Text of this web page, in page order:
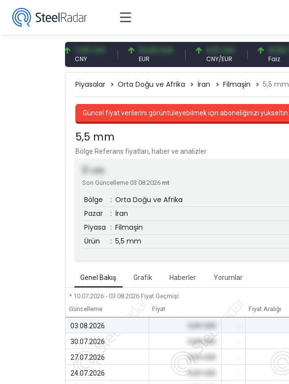
7,09 CNY 54,93 EUR
EUR
0,13 CNY
CNY/EUR
41,54 TRY
Faiz
Piyasalar Orta Doğu ve Afrika İran Filmaşin 5,5 mm
Güncel fiyat verilerini görüntüleyebilmek için aboneliğinizi yükseltin.
5,5 mm
Bölge Referans fiyatları, haber ve analizler
0 USD
Son Güncelleme 03.08.2026 mt
Bölge : Orta Doğu ve Afrika
Pazar
: İran
Piyasa : Filmaşin
Ürün
: 5,5 mm
Genel Bakış Grafik Haberler Yorumlar
* 10.07.2026 - 03.08.2026 Fiyat Geçmişi
Güncelleme
Fiyat Fiyat Aralığı
03.08.2026
30.07.2026
0,00 USD
27.07.2026
0,00 USD
24.07.2026
0,00 USD